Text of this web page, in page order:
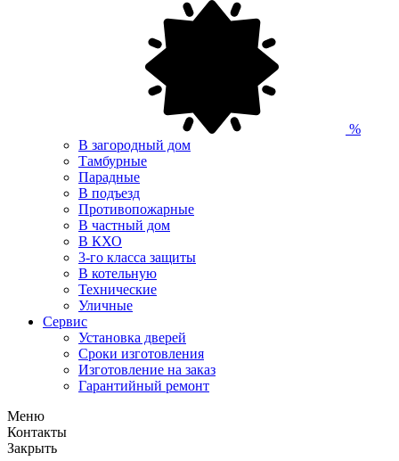
%
В загородный дом
Тамбурные
Парадные
В подъезд
Противопожарные
В частный дом
В КХО
3-го класса защиты
В котельную
Технические
Уличные
Сервис
Установка дверей
Сроки изготовления
Изготовление на заказ
Гарантийный ремонт
Меню
Контакты
Закрыть